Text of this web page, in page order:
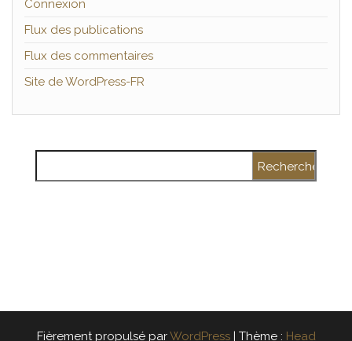
Connexion
Flux des publications
Flux des commentaires
Site de WordPress-FR
Fièrement propulsé parWordPress | Thème : Head